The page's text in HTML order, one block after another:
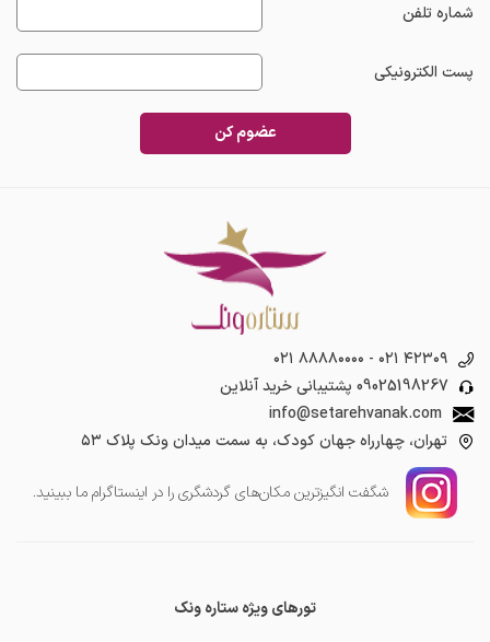
شماره تلفن
پست الکترونیکی
عضوم کن
۰۲۱ ۸۸۸۸۰۰۰۰ - ۰۲۱ ۴۲۳۰۹
09025198267 پشتیبانی خرید آنلاین
info@setarehvanak.com
تهران، چهارراه جهان کودک، به سمت میدان ونک پلاک ۵۳
شگفت انگیز‌ترین مکان‌های گردشگری را در اینستاگرام ما ببینید.
تورهای ویژه ستاره ونک